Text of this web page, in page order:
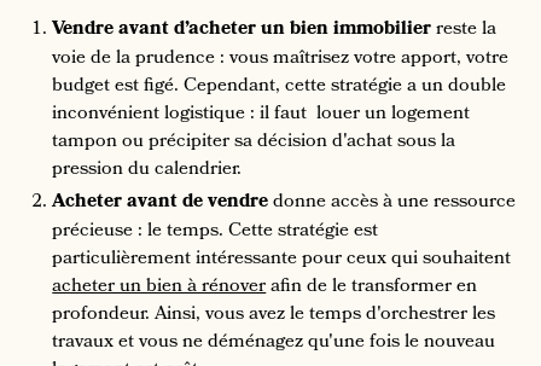
Vendre avant d’acheter un bien immobilierreste la
voie de la prudence : vous maîtrisez votre apport, votre
budget est figé. Cependant, cette stratégie a un double
inconvénient logistique : il faut louer un logement
tampon ou précipiter sa décision d'achat sous la
pression du calendrier.
Acheter avant de vendredonne accès à une ressource
précieuse : le temps. Cette stratégie est
particulièrement intéressante pour ceux qui souhaitent
acheter un bien à rénoverafin de le transformer en
profondeur. Ainsi, vous avez le temps d'orchestrer les
travaux et vous ne déménagez qu'une fois le nouveau